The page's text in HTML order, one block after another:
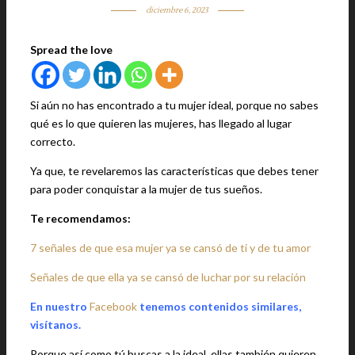
diciembre 6, 2023
Spread the love
Si aún no has encontrado a tu mujer ideal, porque no sabes
qué es lo que quieren las mujeres, has llegado al lugar
correcto.
Ya que, te revelaremos las características que debes tener
para poder conquistar a la mujer de tus sueños.
Te recomendamos:
7 señales de que esa mujer ya se cansó de ti y de tu amor
Señales de que ella ya se cansó de luchar por su relación
En nuestro Facebook tenemos contenidos similares,
visítanos.